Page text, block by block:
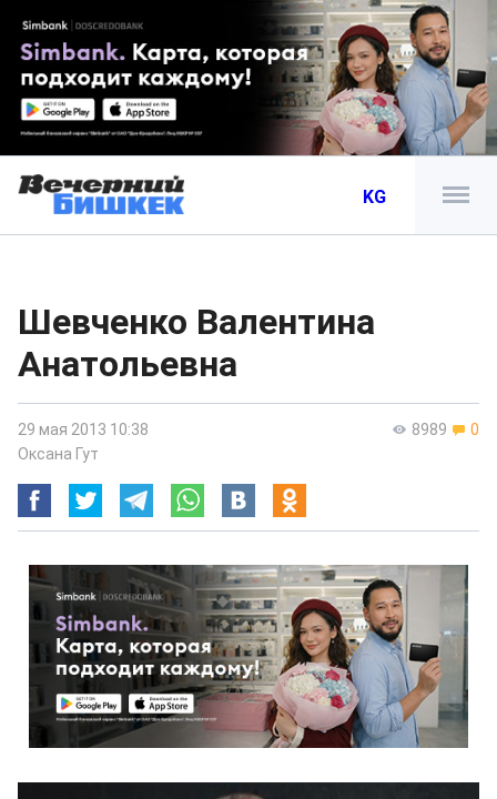
KG
Шевченко Валентина
Анатольевна
8989 0
29 мая 2013 10:38
Оксана Гут